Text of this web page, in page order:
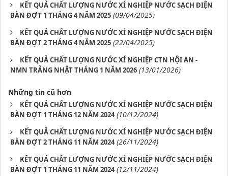
KẾT QUẢ CHẤT LƯỢNG NƯỚC XÍ NGHIỆP NƯỚC SẠCH ĐIỆN
BÀN ĐỢT 1 THÁNG 4 NĂM 2025 (09/04/2025)
KẾT QUẢ CHẤT LƯỢNG NƯỚC XÍ NGHIỆP NƯỚC SẠCH ĐIỆN
BÀN ĐỢT 2 THÁNG 4 NĂM 2025 (22/04/2025)
KẾT QUẢ CHẤT LƯỢNG NƯỚC XÍ NGHIỆP CTN HỘI AN -
NMN TRẢNG NHẬT THÁNG 1 NĂM 2026 (13/01/2026)
Những tin cũ hơn
KẾT QUẢ CHẤT LƯỢNG NƯỚC XÍ NGHIỆP NƯỚC SẠCH ĐIỆN
BÀN ĐỢT 1 THÁNG 12 NĂM 2024 (10/12/2024)
KẾT QUẢ CHẤT LƯỢNG NƯỚC XÍ NGHIỆP NƯỚC SẠCH ĐIỆN
BÀN ĐỢT 2 THÁNG 11 NĂM 2024 (26/11/2024)
KẾT QUẢ CHẤT LƯỢNG NƯỚC XÍ NGHIỆP NƯỚC SẠCH ĐIỆN
BÀN ĐỢT 1 THÁNG 11 NĂM 2024 (12/11/2024)